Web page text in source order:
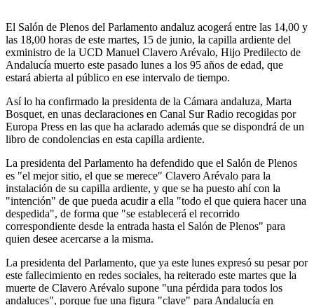
El Salón de Plenos del Parlamento andaluz acogerá entre las 14,00 y
las 18,00 horas de este martes, 15 de junio, la capilla ardiente del
exministro de la UCD Manuel Clavero Arévalo, Hijo Predilecto de
Andalucía muerto este pasado lunes a los 95 años de edad, que
estará abierta al público en ese intervalo de tiempo.
Así lo ha confirmado la presidenta de la Cámara andaluza, Marta
Bosquet, en unas declaraciones en Canal Sur Radio recogidas por
Europa Press en las que ha aclarado además que se dispondrá de un
libro de condolencias en esta capilla ardiente.
La presidenta del Parlamento ha defendido que el Salón de Plenos
es "el mejor sitio, el que se merece" Clavero Arévalo para la
instalación de su capilla ardiente, y que se ha puesto ahí con la
"intención" de que pueda acudir a ella "todo el que quiera hacer una
despedida", de forma que "se establecerá el recorrido
correspondiente desde la entrada hasta el Salón de Plenos" para
quien desee acercarse a la misma.
La presidenta del Parlamento, que ya este lunes expresó su pesar por
este fallecimiento en redes sociales, ha reiterado este martes que la
muerte de Clavero Arévalo supone "una pérdida para todos los
andaluces", porque fue una figura "clave" para Andalucía en